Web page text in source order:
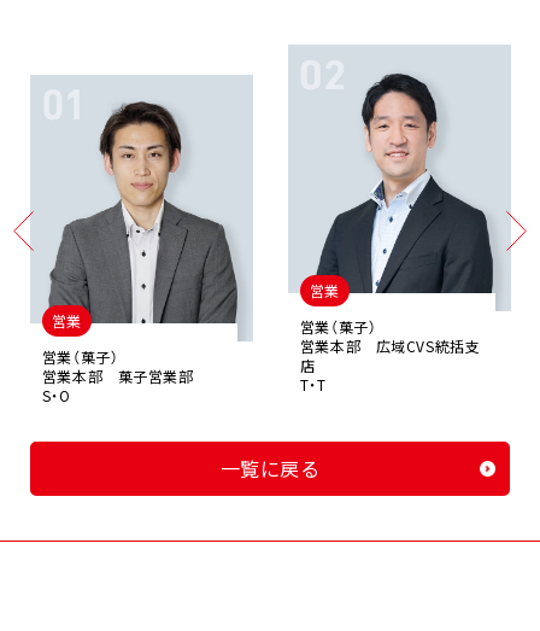
営業
営業（菓子）
営業本部 菓子営業部
S・O
営業
営業（菓子）
営業本部 広域CVS統括支
店
T・T
一覧に戻る